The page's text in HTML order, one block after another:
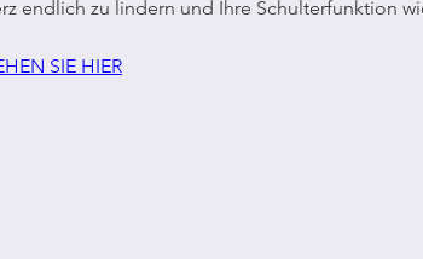
endlich zu lindern und Ihre Schulterfunktion
SIE HIER